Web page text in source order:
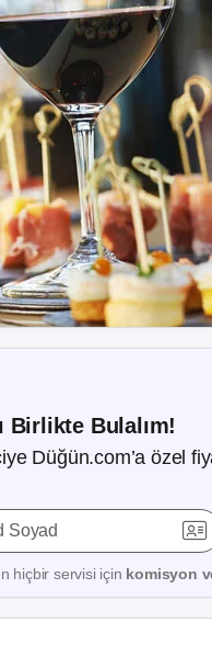
Birlikte Bulalım!
Düğün.com’a özel
Soyad
hiçbir servisi için komisyon